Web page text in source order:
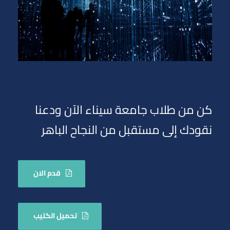
كن من طلاب جامعة سيناء الآن ودعنا
نقودك إلى مستقبل من النجاح الباهر
قدم الان
تحميل الكتيب